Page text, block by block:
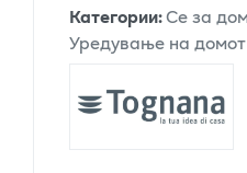
Категории:Се за
Уредување на